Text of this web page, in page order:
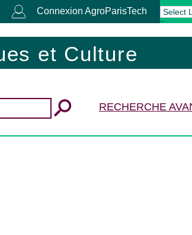
Connexion AgroParisTech
et Culture
RECHERCHE